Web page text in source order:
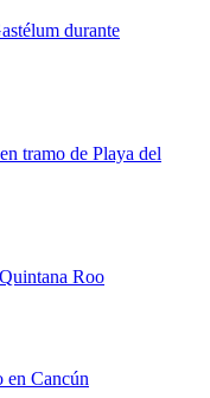
durante
tramo de Playa del
Roo
en Cancún